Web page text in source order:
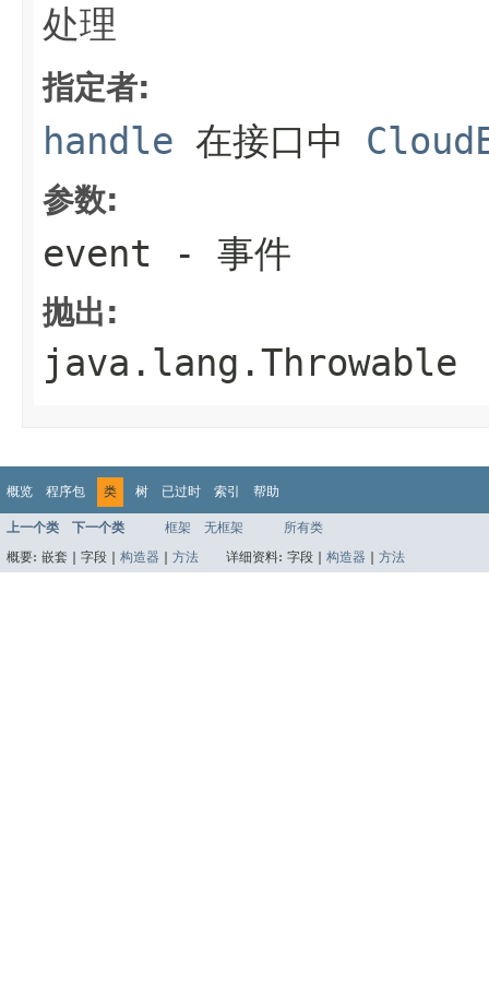
处理
指定者:
handle 在接口中
参数:
event - 事件
抛出:
java.lang.Throwable
概览 程序包 类 树 已过时 索引 帮助
上一个类 下一个类 框架 无框架
所有类
概要: 嵌套 | 字段 | 构造器 方法 详细资料: 字段 | 构造器 方法